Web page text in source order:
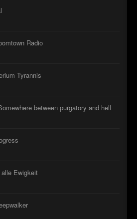
Radio
Tyrannis
between purgatory and hell
Ewigkeit